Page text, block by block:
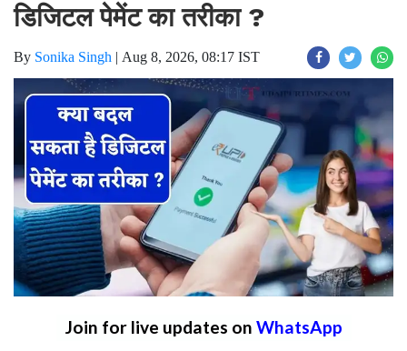
डिजिटल पेमेंट का तरीका ?
By Sonika Singh | Aug 8, 2026, 08:17 IST
Join for live updates on WhatsApp